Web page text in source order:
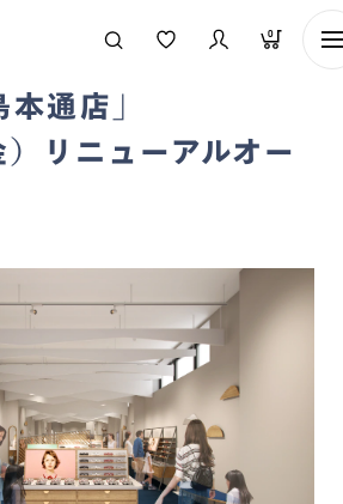
0
「JINS広島本通店」12/13（金）
本通店」
リニューアルオー